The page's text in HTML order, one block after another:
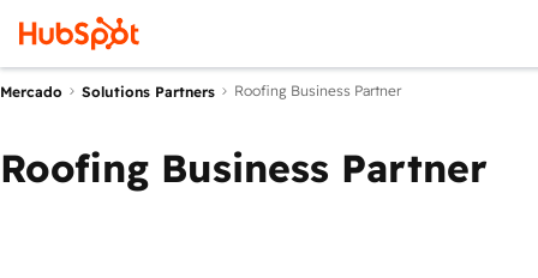
Mercado Solutions Partners Roofing Business Partner
Roofing Business Partner